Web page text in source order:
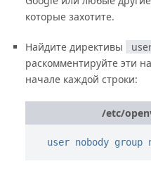
которые захотите.
Найдите директивы
раскомментируйте эти
начале каждой строки:
/etc/
user nobody group